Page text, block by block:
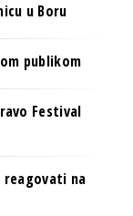
u Boru
publikom
Festival
reagovati na